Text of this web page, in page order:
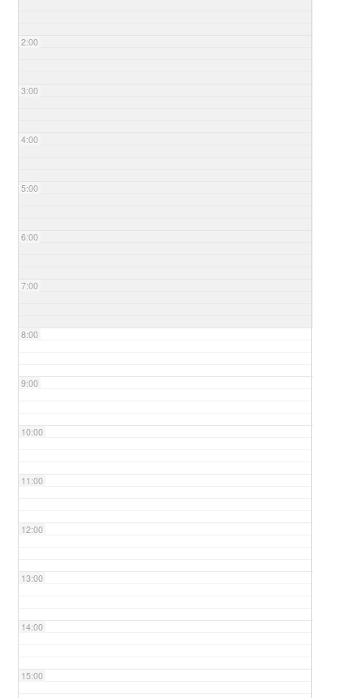
2:00
3:00
4:00
5:00
6:00
7:00
8:00
9:00
10:00
11:00
12:00
13:00
14:00
15:00